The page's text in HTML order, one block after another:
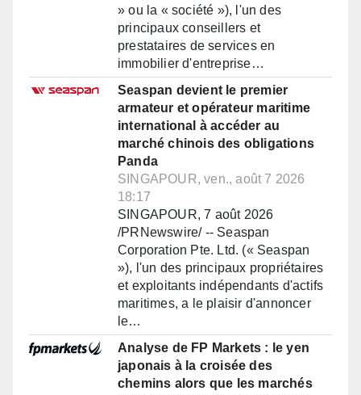
» ou la « société »), l'un des
principaux conseillers et
prestataires de services en
immobilier d'entreprise…
Seaspan devient le premier
armateur et opérateur maritime
international à accéder au
marché chinois des obligations
Panda
SINGAPOUR, ven., août 7 2026
18:17
SINGAPOUR, 7 août 2026
/PRNewswire/ -- Seaspan
Corporation Pte. Ltd. (« Seaspan
»), l'un des principaux propriétaires
et exploitants indépendants d'actifs
maritimes, a le plaisir d'annoncer
le…
Analyse de FP Markets : le yen
japonais à la croisée des
chemins alors que les marchés